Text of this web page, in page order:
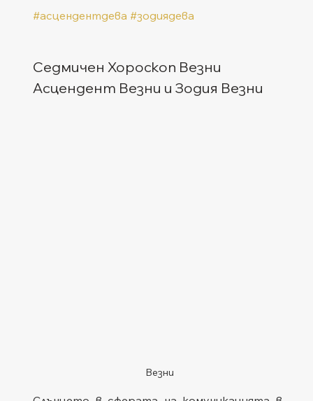
#асцендентдева #зодиядева
Седмичен Хороскоп Везни
Асцендент Везни и Зодия Везни
Везни